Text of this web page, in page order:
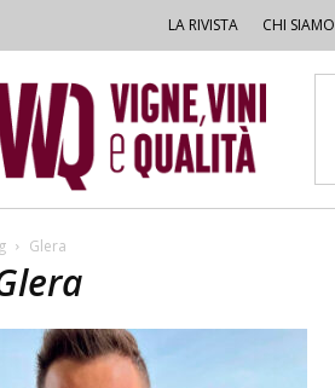
LA RIVISTA CHI SIAMO
Glera